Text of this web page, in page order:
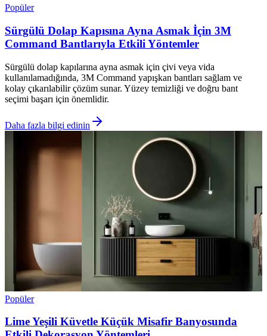
Popüler
Sürgülü Dolap Kapısına Ayna Asmak İçin 3M
Command Bantlarıyla Etkili Yöntemler
Sürgülü dolap kapılarına ayna asmak için çivi veya vida
kullanılamadığında, 3M Command yapışkan bantları sağlam ve
kolay çıkarılabilir çözüm sunar. Yüzey temizliği ve doğru bant
seçimi başarı için önemlidir.
Daha fazla bilgi edinin
Popüler
Lime Yeşili Küvetle Küçük Misafir Banyosunda